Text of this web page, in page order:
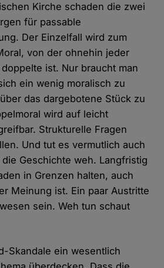
Kirche schaden die zwei
für passable
Der Einzelfall wird zum
von der ohnehin jeder
ist. Nur braucht man
ein wenig moralisch zu
das dargebotene Stück zu
wird auf leicht
Strukturelle Fragen
Und tut es vermutlich auch
Geschichte weh. Langfristig
in Grenzen halten, auch
Meinung ist. Ein paar Austritte
sein. Weh tun schaut
Skandale ein wesentlich